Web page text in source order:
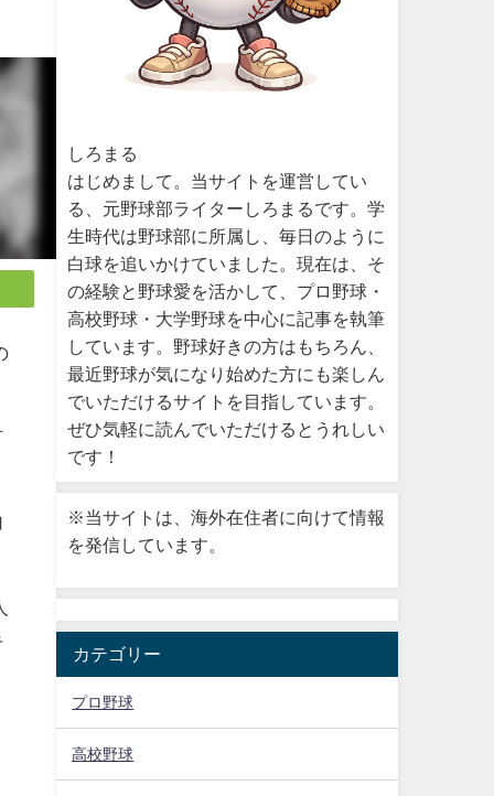
しろまる
はじめまして。当サイトを運営してい
る、元野球部ライターしろまるです。学
生時代は野球部に所属し、毎日のように
白球を追いかけていました。現在は、そ
の経験と野球愛を活かして、プロ野球・
高校野球・大学野球を中心に記事を執筆
しています。野球好きの方はもちろん、
最近野球が気になり始めた方にも楽しん
でいただけるサイトを目指しています。
ぜひ気軽に読んでいただけるとうれしい
です！
※当サイトは、海外在住者に向けて情報
を発信しています。
カテゴリー
プロ野球
高校野球